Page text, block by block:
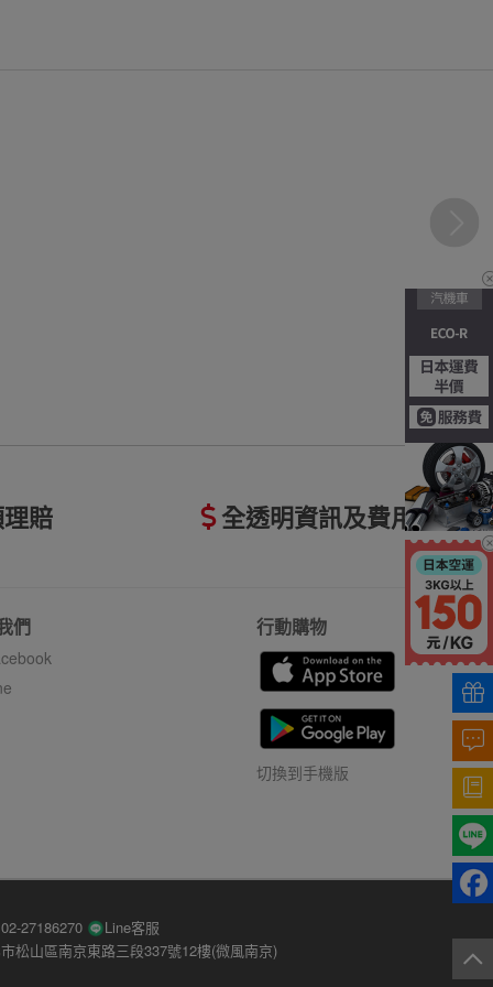
賠 全透明資訊及費用
們 行動購物
切換到手機版
27186270
Line客服
松山區南京東路三段337號12樓(微風南京)